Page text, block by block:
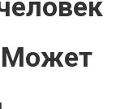
Может